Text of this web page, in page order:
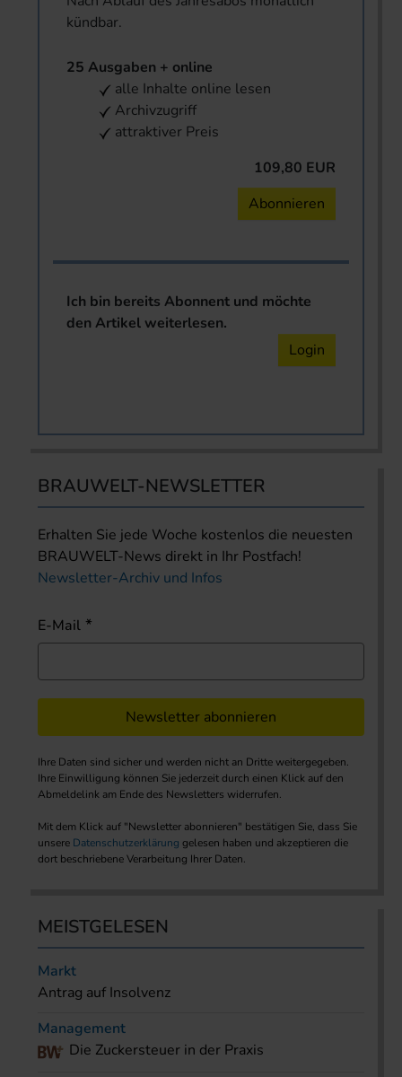
kündbar.
25 Ausgaben + online
alle Inhalte online lesen
Archivzugriff
attraktiver Preis
109,80 EUR
Abonnieren
Ich bin bereits Abonnent und möchte
den Artikel weiterlesen.
Login
BRAUWELT-NEWSLETTER
Erhalten Sie jede Woche kostenlos die neuesten
BRAUWELT-News direkt in Ihr Postfach!
Newsletter-Archiv und Infos
E-Mail
Newsletter abonnieren
Ihre Daten sind sicher und werden nicht an Dritte weitergegeben.
Ihre Einwilligung können Sie jederzeit durch einen Klick auf den
Abmeldelink am Ende des Newsletters widerrufen.
Mit dem Klick auf "Newsletter abonnieren" bestätigen Sie, dass Sie
unsere Datenschutzerklärung gelesen haben und akzeptieren die
dort beschriebene Verarbeitung Ihrer Daten.
MEISTGELESEN
Markt
Antrag auf Insolvenz
Management
Die Zuckersteuer in der Praxis